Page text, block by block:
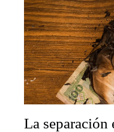
La separación